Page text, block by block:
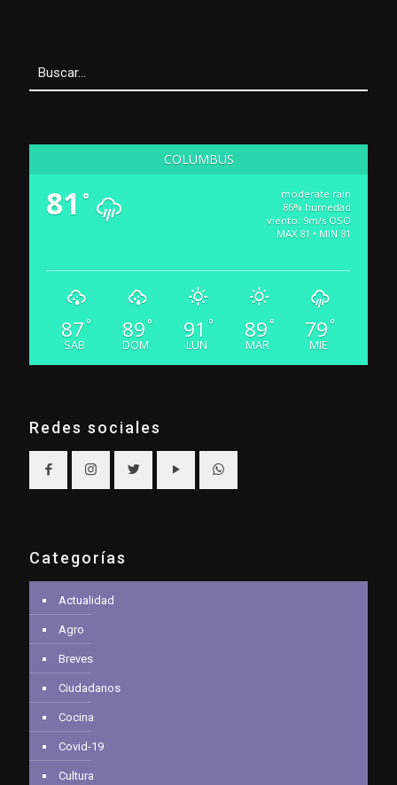
COLUMBUS
81 °
moderate rain
86% humedad
viento: 9m/s OSO
MAX 81 • MIN 81
87 °
SAB
89 °
DOM
91 °
LUN
89 °
MAR
79 °
MIE
Redes sociales
Categorías
Actualidad
Agro
Breves
Ciudadanos
Cocina
Covid-19
Cultura